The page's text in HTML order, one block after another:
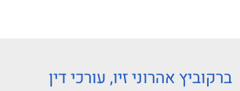
ברקוביץ אהרוני זיו, עורכי דין